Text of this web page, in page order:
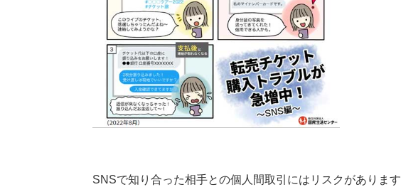
SNSで知り合った相手との個人間取引にはリスクがあります